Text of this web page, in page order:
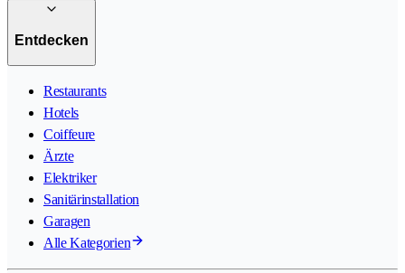
Entdecken
Restaurants
Hotels
Coiffeure
Ärzte
Elektriker
Sanitärinstallation
Garagen
Alle Kategorien